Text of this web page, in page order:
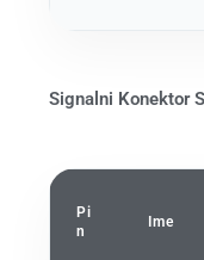
Signalni Konektor
Pi
n
Ime